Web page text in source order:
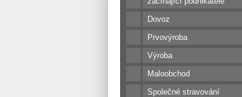
Dovoz
Prvovýroba
Výroba
Maloobchod
Společné stravování